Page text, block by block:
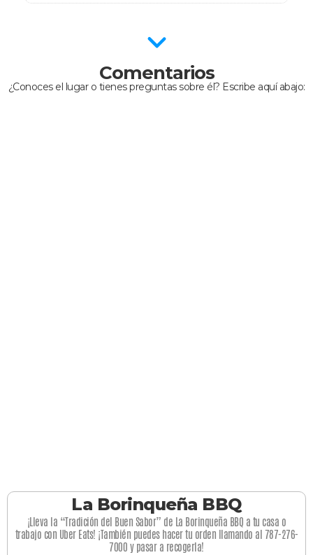
Comentarios
¿Conoces el lugar o tienes preguntas sobre él? Escribe aquí abajo:
La Borinqueña BBQ
¡Lleva la “Tradición del Buen Sabor” de La Borinqueña BBQ a tu casa o
trabajo con Uber Eats! ¡También puedes hacer tu orden llamando al 787-276-
7000 y pasar a recogerla!